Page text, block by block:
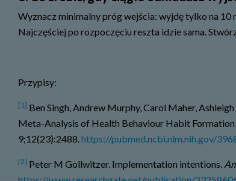
Wyznacz minimalny próg wejścia: wyjdę tylko na
Najczęściej po rozpoczęciu reszta idzie sama.
Przypisy:
[1] Ben Singh, Andrew Murphy, Carol Maher,
Meta-Analysis of Health Behaviour Habit Formation
9;12(23):2488. https://pubmed.ncbi.nlm.nih.gov/
[2] Peter M Gollwitzer. Implementation intentions.